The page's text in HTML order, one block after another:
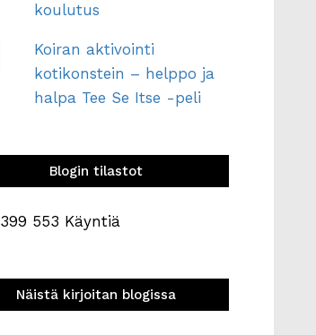
koulutus
Koiran aktivointi
kotikonstein – helppo ja
halpa Tee Se Itse -peli
Blogin tilastot
399 553 Käyntiä
Näistä kirjoitan blogissa